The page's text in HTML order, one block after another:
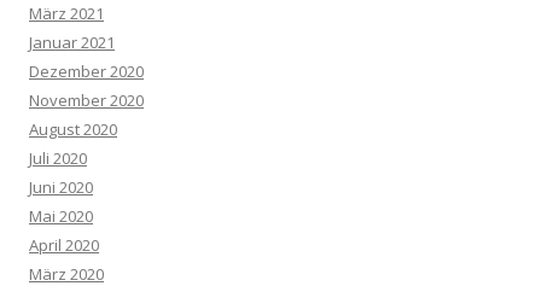
März 2021
Januar 2021
Dezember 2020
November 2020
August 2020
Juli 2020
Juni 2020
Mai 2020
April 2020
März 2020